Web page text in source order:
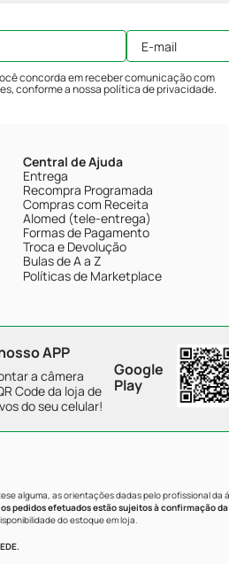
concorda em receber comunicação com
conforme a nossapolítica de privacidade.
Central de Ajuda
Entrega
Recompra Programada
Compras com Receita
Alomed (tele-entrega)
Formas de Pagamento
Troca e Devolução
Bulas de A a Z
Políticas de Marketplace
APP
a câmera
Code da loja de
do seu celular!
Google
Play
alguma, as orientações dadas pelo profissional da
os pedidos efetuados estão sujeitos à confirmação
do estoque em loja.